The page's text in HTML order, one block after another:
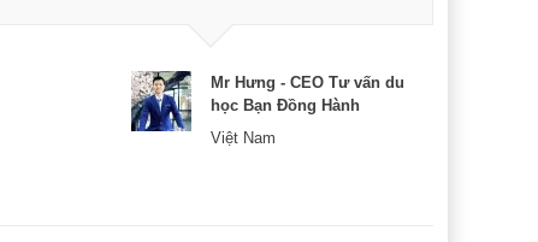
Mr Hưng - CEO Tư vấn du
học Bạn Đồng Hành
Việt Nam